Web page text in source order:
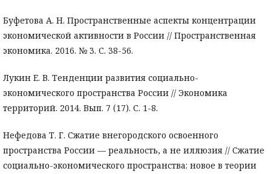
Буфетова А. Н. Пространственные аспекты концентрации
экономической активности в России // Пространственная
экономика. 2016. № 3. С. 38-56.
Лукин Е. В. Тенденции развития социально-
экономического пространства России // Экономика
территорий. 2014. Вып. 7 (17). С. 1-8.
Нефедова Т. Г. Сжатие внегородского освоенного
пространства России — реальность, а не иллюзия // Сжатие
социально-экономического пространства: новое в теории